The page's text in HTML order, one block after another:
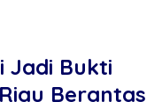
Jadi Bukti
Berantas